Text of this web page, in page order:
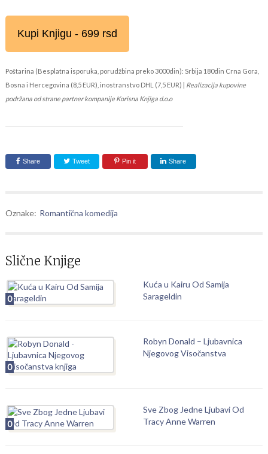
Kupi Knjigu - 699 rsd
Poštarina (Besplatna isporuka, porudžbina preko 3000din): Srbija 180din Crna Gora,
Bosna i Hercegovina (8,5 EUR), inostranstvo DHL (7,5 EUR) | Realizacija kupovine
podržana od strane partner kompanije Korisna Knjiga d.o.o
Share Tweet Pin it Share
Oznake: Romantična komedija
Slične Knjige
0
Kuća u Kairu Od Samija
Sarageldin
0
Robyn Donald – Ljubavnica
Njegovog Visočanstva
0
Sve Zbog Jedne Ljubavi Od
Tracy Anne Warren